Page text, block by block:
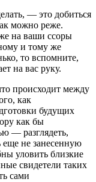
— это добиться
можно реже.
на ваши ссоры
и тому же
то вспомните,
на вас руку.
происходит между
как
будущих
как бы
— разглядеть,
не занесенную
уловить близкие
свидетели таких
сами